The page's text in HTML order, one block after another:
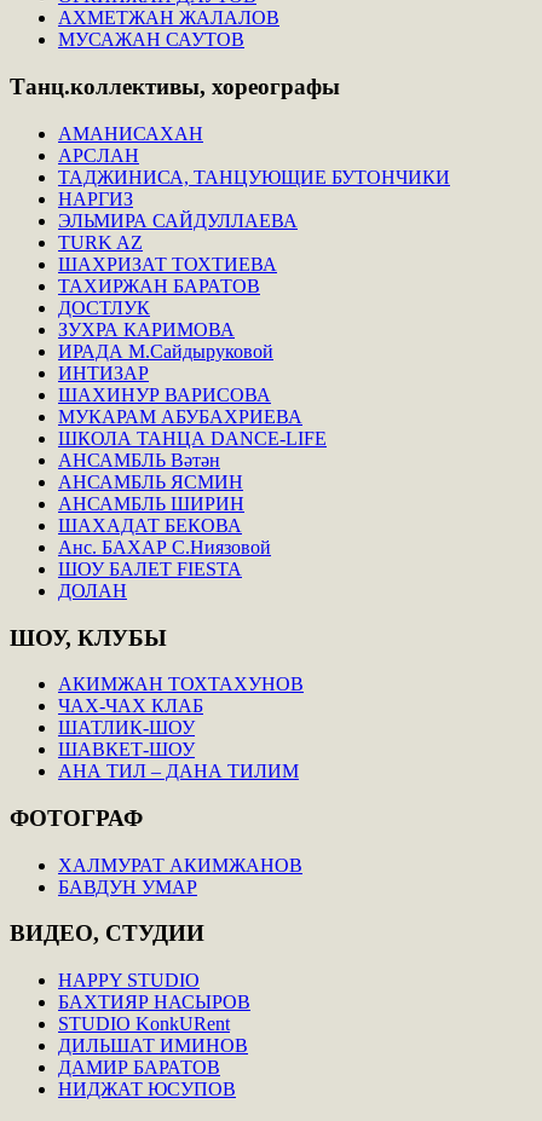
АХМЕТЖАН ЖАЛАЛОВ
МУСАЖАН САУТОВ
Танц.коллективы, хореографы
АМАНИСАХАН
АРСЛАН
ТАДЖИНИСА, ТАНЦУЮЩИЕ БУТОНЧИКИ
НАРГИЗ
ЭЛЬМИРА САЙДУЛЛАЕВА
TURK AZ
ШАХРИЗАТ ТОХТИЕВА
ТАХИРЖАН БАРАТОВ
ДОСТЛУК
ЗУХРА КАРИМОВА
ИРАДА М.Сайдыруковой
ИНТИЗАР
ШАХИНУР ВАРИСОВА
МУКАРАМ АБУБАХРИЕВА
ШКОЛА ТАНЦА DANCE-LIFE
АНСАМБЛЬ Вәтән
АНСАМБЛЬ ЯСМИН
АНСАМБЛЬ ШИРИН
ШАХАДАТ БЕКОВА
Анс. БАХАР С.Ниязовой
ШОУ БАЛЕТ FIESTA
ДОЛАН
ШОУ, КЛУБЫ
АКИМЖАН ТОХТАХУНОВ
ЧАХ-ЧАХ КЛАБ
ШАТЛИК-ШОУ
ШАВКЕТ-ШОУ
АНА ТИЛ – ДАНА ТИЛИМ
ФОТОГРАФ
ХАЛМУРАТ АКИМЖАНОВ
БАВДУН УМАР
ВИДЕО, СТУДИИ
HAPPY STUDIO
БАХТИЯР НАСЫРОВ
STUDIO KonkURent
ДИЛЬШАТ ИМИНОВ
ДАМИР БАРАТОВ
НИДЖАТ ЮСУПОВ